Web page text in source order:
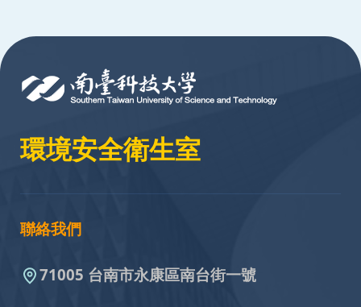
環境安全衛生室
聯絡我們
71005 台南市永康區南台街一號